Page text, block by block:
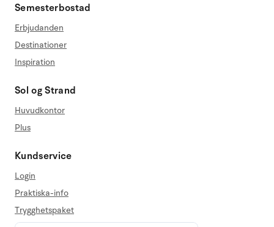
Semesterbostad
Erbjudanden
Destinationer
Inspiration
Sol og Strand
Huvudkontor
Plus
Kundservice
Login
Praktiska-info
Trygghetspaket